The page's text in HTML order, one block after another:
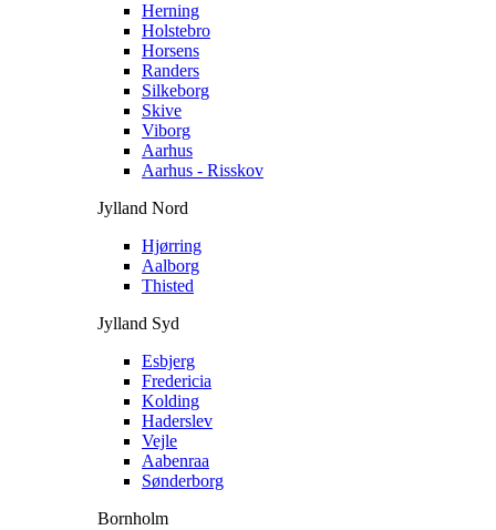
Herning
Holstebro
Horsens
Randers
Silkeborg
Skive
Viborg
Aarhus
Aarhus - Risskov
Jylland Nord
Hjørring
Aalborg
Thisted
Jylland Syd
Esbjerg
Fredericia
Kolding
Haderslev
Vejle
Aabenraa
Sønderborg
Bornholm